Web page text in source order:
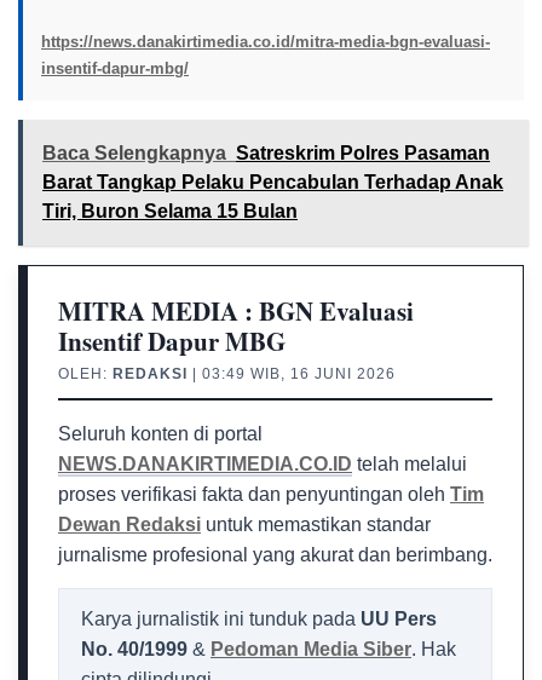
https://news.danakirtimedia.co.id/mitra-media-bgn-evaluasi-
insentif-dapur-mbg/
Baca Selengkapnya Satreskrim Polres Pasaman
Barat Tangkap Pelaku Pencabulan Terhadap Anak
Tiri, Buron Selama 15 Bulan
MITRA MEDIA : BGN Evaluasi
Insentif Dapur MBG
OLEH: REDAKSI | 03:49 WIB, 16 JUNI 2026
Seluruh konten di portal
NEWS.DANAKIRTIMEDIA.CO.ID telah melalui
proses verifikasi fakta dan penyuntingan oleh Tim
Dewan Redaksi untuk memastikan standar
jurnalisme profesional yang akurat dan berimbang.
Karya jurnalistik ini tunduk pada UU Pers
No. 40/1999 & Pedoman Media Siber. Hak